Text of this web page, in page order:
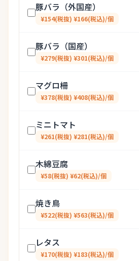
豚バラ（外国産）
¥154(税抜) ¥166(税込)/個
豚バラ（国産）
¥279(税抜) ¥301(税込)/個
マグロ柵
¥378(税抜) ¥408(税込)/個
ミニトマト
¥261(税抜) ¥281(税込)/個
木綿豆腐
¥58(税抜) ¥62(税込)/個
焼き鳥
¥522(税抜) ¥563(税込)/個
レタス
¥170(税抜) ¥183(税込)/個